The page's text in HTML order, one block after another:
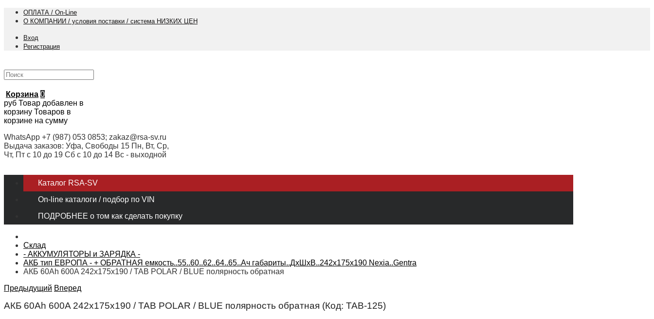
ОПЛАТА / On-Line
О КОМПАНИИ / условия поставки / система НИЗКИХ ЦЕН
Вход
Регистрация
Корзина 0
руб Товар добавлен в
корзину Товаров в
корзине на сумму
WhatsApp +7 (987) 053 0853; zakaz@rsa-sv.ru
Выдача заказов: Уфа, Свободы 15 Пн, Вт, Ср,
Чт, Пт с 10 до 19 Сб с 10 до 14 Вс - выходной
Каталог RSA-SV
On-line каталоги / подбор по VIN
ПОДРОБНЕЕ о том как сделать покупку
Склад
- АККУМУЛЯТОРЫ и ЗАРЯДКА -
АКБ тип ЕВРОПА - + ОБРАТНАЯ емкость..55..60..62..64..65..Ач габариты..ДхШхВ..242х175х190 Nexia..Gentra
АКБ 60Ah 600A 242х175х190 / TAB POLAR / BLUE полярность обратная
Предыдущий Вперед
АКБ 60Ah 600A 242х175х190 / TAB POLAR / BLUE полярность обратная (Код: TAB-125)